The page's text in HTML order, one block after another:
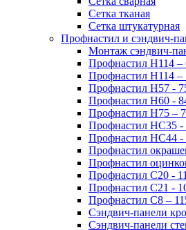
Сетка тканая
Сетка штукатурная
Профнастил и сэндвич-
Монтаж сэндвич-
Профнастил Н114 –
Профнастил Н114 –
Профнастил Н57 -
Профнастил Н60 -
Профнастил Н75 –
Профнастил НС35 -
Профнастил НС44 -
Профнастил
Профнастил
Профнастил С20 -
Профнастил С21 -
Профнастил С8 –
Сэндвич-панели
Сэндвич-панели